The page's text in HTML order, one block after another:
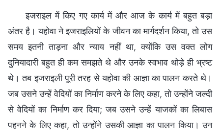
इजराइल में किए गए कार्य में और आज के कार्य में बहुत बड़ा
अंतर है। यहोवा ने इजराइलियों के जीवन का मार्गदर्शन किया, तो उस
समय इतनी ताड़ना और न्याय नहीं था, क्योंकि उस वक्त लोग
दुनियादारी बहुत ही कम समझते थे और उनके स्वभाव थोड़े ही भ्रष्ट
थे। तब इजराइली पूरी तरह से यहोवा की आज्ञा का पालन करते थे।
जब उसने उन्हें वेदियों का निर्माण करने के लिए कहा, तो उन्होंने जल्दी
से वेदियों का निर्माण कर दिया; जब उसने उन्हें याजकों का लिबास
पहनने के लिए कहा, तो उन्होंने उसकी आज्ञा का पालन किया। उन